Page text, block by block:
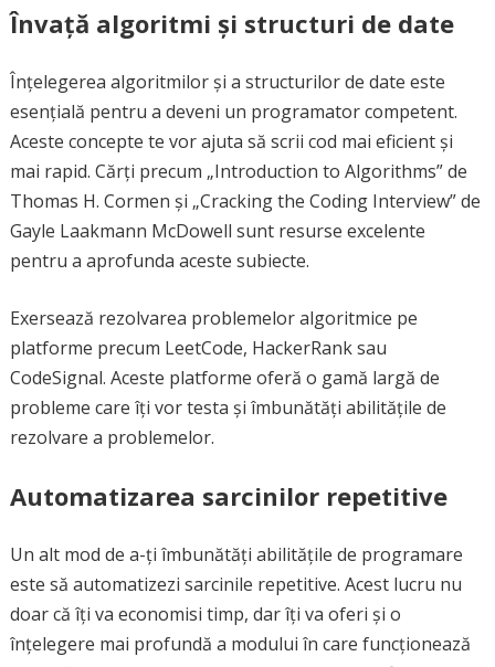
Învață algoritmi și structuri de date
Înțelegerea algoritmilor și a structurilor de date este
esențială pentru a deveni un programator competent.
Aceste concepte te vor ajuta să scrii cod mai eficient și
mai rapid. Cărți precum „Introduction to Algorithms” de
Thomas H. Cormen și „Cracking the Coding Interview” de
Gayle Laakmann McDowell sunt resurse excelente
pentru a aprofunda aceste subiecte.
Exersează rezolvarea problemelor algoritmice pe
platforme precum LeetCode, HackerRank sau
CodeSignal. Aceste platforme oferă o gamă largă de
probleme care îți vor testa și îmbunătăți abilitățile de
rezolvare a problemelor.
Automatizarea sarcinilor repetitive
Un alt mod de a-ți îmbunătăți abilitățile de programare
este să automatizezi sarcinile repetitive. Acest lucru nu
doar că îți va economisi timp, dar îți va oferi și o
înțelegere mai profundă a modului în care funcționează